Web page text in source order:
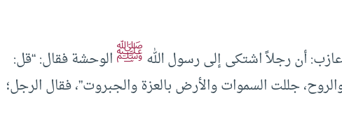
أن رجلاً اشتكى إلى رسول اللهﷺالوحشة فقال: “قل:
جللت السموات والأرض بالعزة والجبروت”، فقال الرجل؛